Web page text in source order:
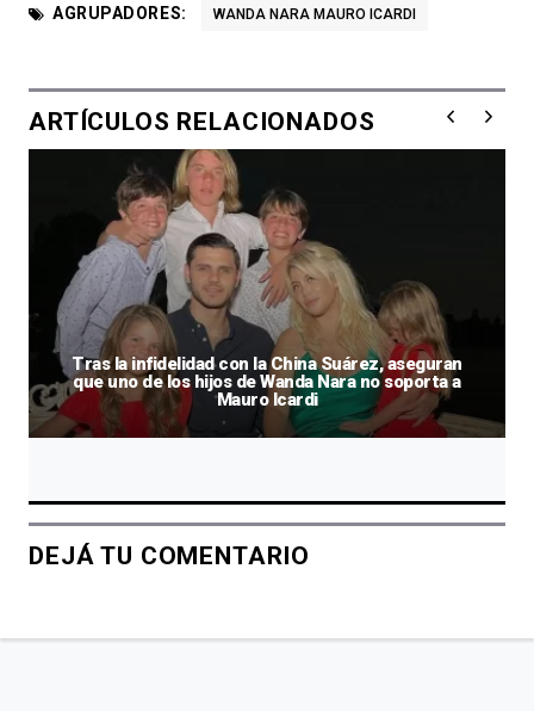
AGRUPADORES: WANDA NARA MAURO ICARDI
ARTÍCULOS RELACIONADOS
Tras la infidelidad con la China Suárez, aseguran
que uno de los hijos de Wanda Nara no soporta a
Mauro Icardi
DEJÁ TU COMENTARIO